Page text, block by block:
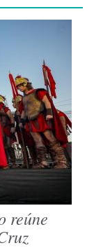
reúne